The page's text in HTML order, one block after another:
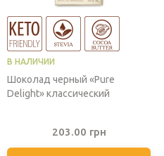
В НАЛИЧИИ
Шоколад черный «Pure
Delight» классический
203.00 грн